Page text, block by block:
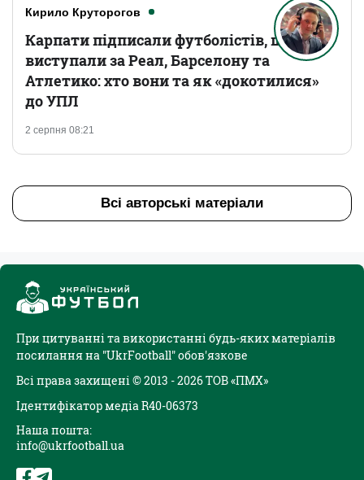
Кирило Круторогов
2 серпня 08:21
Карпати підписали футболістів, що
виступали за Реал, Барселону та
Атлетико: хто вони та як «докотилися»
до УПЛ
Всі авторські матеріали
При цитуванні та використанні будь-яких матеріалів
посилання на "UkrFootball" обов'язкове
Всі права захищені © 2013 - 2026 ТОВ «ПМХ»
Ідентифікатор медіа R40-06373
Наша пошта:
info@ukrfootball.ua